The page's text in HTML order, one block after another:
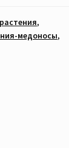
,
медоносы,